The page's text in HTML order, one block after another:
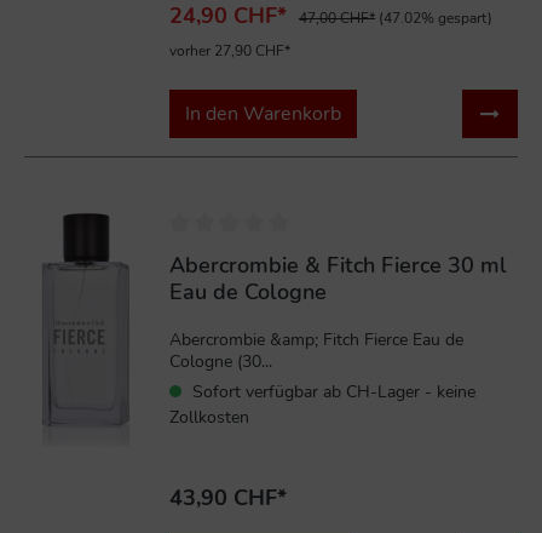
24,90 CHF* 47,00 CHF* (47.02% gespart)
vorher 27,90 CHF*
In den Warenkorb
Abercrombie & Fitch Fierce 30 ml
Eau de Cologne
Abercrombie &amp; Fitch Fierce Eau de
Cologne (30...
Sofort verfügbar ab CH-Lager - keine
Zollkosten
43,90 CHF*